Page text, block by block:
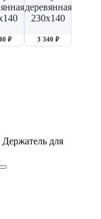
₽ 3 340 ₽
Держатель для